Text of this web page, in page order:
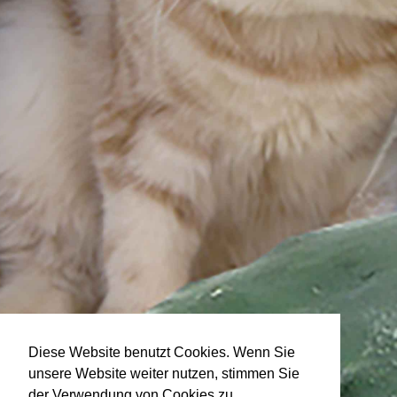
Diese Website benutzt Cookies. Wenn Sie
unsere Website weiter nutzen, stimmen Sie